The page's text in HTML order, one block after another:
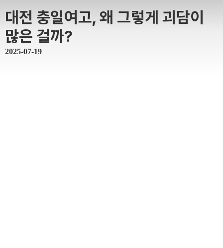
대전 충일여고, 왜 그렇게 괴담이
많은 걸까?
2025-07-19